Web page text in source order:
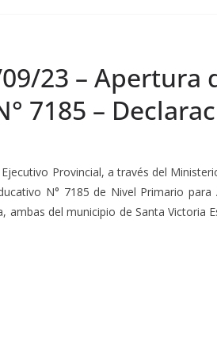
23 – Apertura
7185 –
Provincial, a través del
N° 7185 de Nivel Primario
ambas del municipio de Santa Victoria